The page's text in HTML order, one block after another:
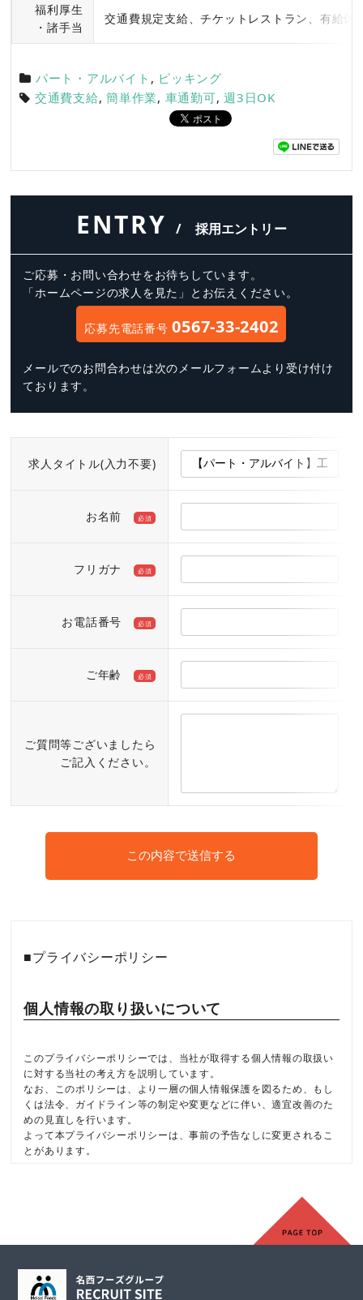
福利厚生
・諸手当
交通費規定支給、チケットレストラン、有給休
パート・アルバイト , ピッキング
交通費支給,簡単作業, 車通勤可,週3日OK
ENTRY/ 採用エントリー
ご応募・お問い合わせをお待ちしています。
「ホームページの求人を見た」とお伝えください。
応募先電話番号0567-33-2402
メールでのお問合わせは次のメールフォームより受け付け
ております。
求人タイトル(入力不要)
お名前 必須
フリガナ 必須
お電話番号 必須
ご年齢 必須
ご質問等ございましたら
ご記入ください。
■プライバシーポリシー
個人情報の取り扱いについて
このプライバシーポリシーでは、当社が取得する個人情報の取扱い
に対する当社の考え方を説明しています。
なお、このポリシーは、より一層の個人情報保護を図るため、もし
くは法令、ガイドライン等の制定や変更などに伴い、適宜改善のた
めの見直しを行います。
よって本プライバシーポリシーは、事前の予告なしに変更されるこ
とがあります。
当社は、取得した個人情報を以下の利用目的の範囲内でのみ適切に
採用選考管理のため